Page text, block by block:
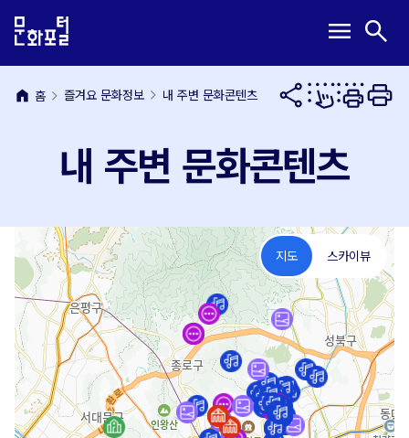
문
내
용
메
뉴
바
메
열
기
menu 검
열
기
search
home 홈 즐겨요 문화정보 내 주변 문화콘텐츠
내 주변 문화콘텐츠
지도 스카이뷰